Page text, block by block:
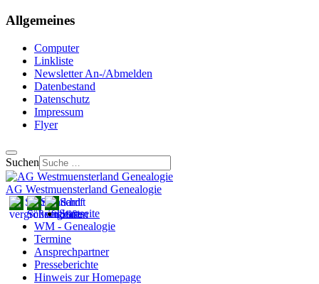
Allgemeines
Computer
Linkliste
Newsletter An-/Abmelden
Datenbestand
Datenschutz
Impressum
Flyer
Suchen
AG Westmuensterland Genealogie
Startseite
WM - Genealogie
Termine
Ansprechpartner
Presseberichte
Hinweis zur Homepage